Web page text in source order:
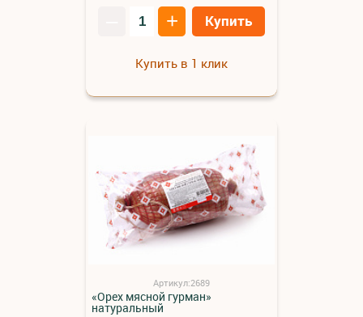
+ Купить
Купить в 1 клик
Артикул:2689
«Орех мясной гурман»
натуральный